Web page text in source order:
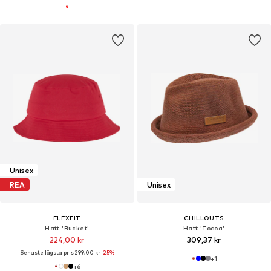
Unisex
REA
FLEXFIT
Hatt 'Bucket'
224,00 kr
Senaste lägsta pris:299,00 kr-25%
+6
Unisex
CHILLOUTS
Hatt 'Tocoa'
309,37 kr
+1